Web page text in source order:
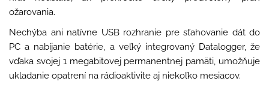
ožarovania.
Nechýba ani natívne USB rozhranie pre sťahovanie dát do
PC a nabíjanie batérie, a veľký integrovaný Datalogger, že
vďaka svojej 1 megabitovej permanentnej pamäti, umožňuje
ukladanie opatrení na rádioaktivite aj niekoľko mesiacov.